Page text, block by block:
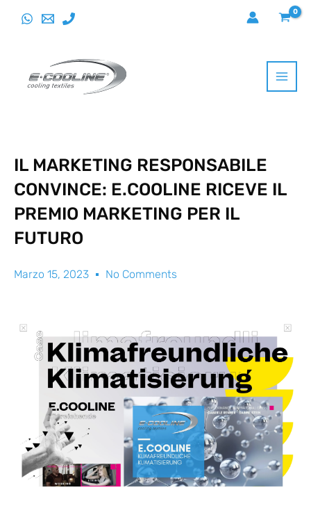
IL MARKETING RESPONSABILE
CONVINCE: E.COOLINE RICEVE IL
PREMIO MARKETING PER IL
FUTURO
Marzo 15, 2023 No Comments